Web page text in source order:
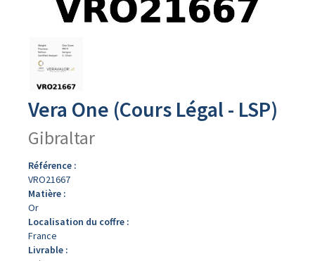
produit
Vera One (Cours Légal - LSP)
Gibraltar
Référence :
VRO21667
Matière :
Or
Localisation du coffre :
France
Livrable :